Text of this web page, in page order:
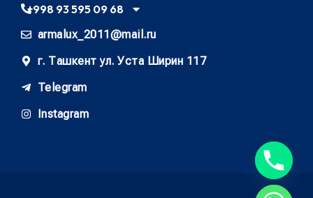
+998 93 595 09 68
armalux_2011@mail.ru
г. Ташкент ул. Уста Ширин 117
Telegram
Instagram